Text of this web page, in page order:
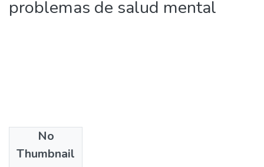
problemas de salud mental
No
Thumbnail
2006